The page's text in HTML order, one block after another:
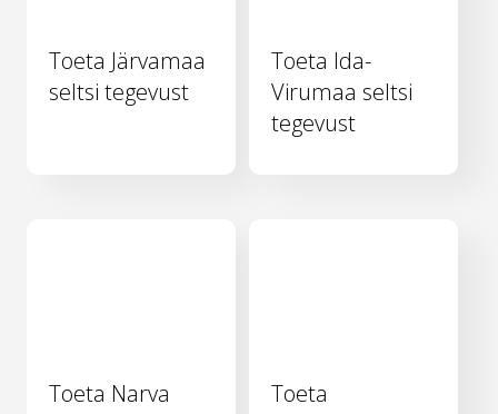
Toeta Järvamaa
seltsi tegevust
Toeta Ida-
Virumaa seltsi
tegevust
Toeta Narva
Toeta